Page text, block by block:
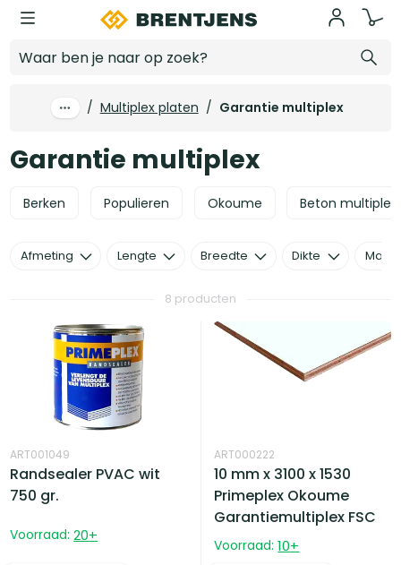
Ga naar hoofdinhoud
/ Multiplex platen / Garantie multiplex
Garantie multiplex
Berken Populieren Okoume Beton multiplex
8 producten
ART001049
Randsealer PVAC wit
750 gr.
Voorraad: 20+
ART000222
10 mm x 3100 x 1530
Primeplex Okoume
Garantiemultiplex FSC
Voorraad: 10+
Afmeting Lengte Breedte Dikte